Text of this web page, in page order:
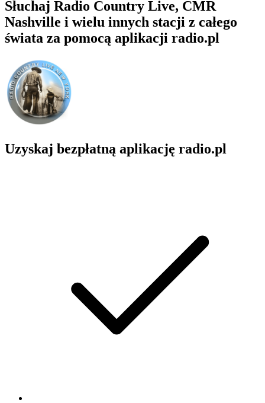
Słuchaj Radio Country Live, CMR
Nashville i wielu innych stacji z całego
świata za pomocą aplikacji radio.pl
Uzyskaj bezpłatną aplikację radio.pl